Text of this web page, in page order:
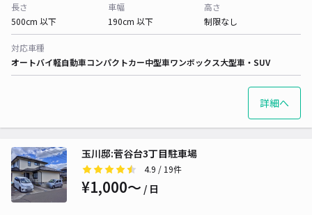
長さ
500cm 以下
車幅
190cm 以下
高さ
制限なし
対応車種
オートバイ軽自動車コンパクトカー中型車ワンボックス大型車・SUV
詳細へ
玉川邸:菅谷台3丁目駐車場
4.9 / 19件
¥1,000〜 / 日